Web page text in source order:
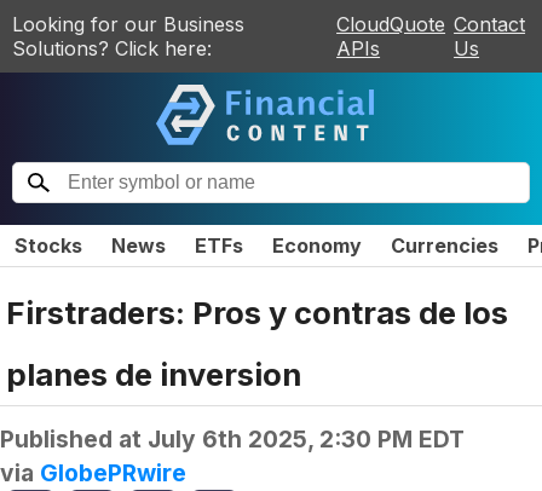
Looking for our Business
Solutions? Click here:
CloudQuote
APIs
Contact
Us
Stocks News ETFs Economy Currencies
Firstraders: Pros y contras de los
planes de inversion
Published at July 6th 2025, 2:30 PM EDT
via GlobePRwire